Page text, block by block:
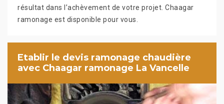
résultat dans l’achèvement de votre projet. Chaagar
ramonage est disponible pour vous.
Etablir le devis ramonage chaudière
avec Chaagar ramonage La Vancelle